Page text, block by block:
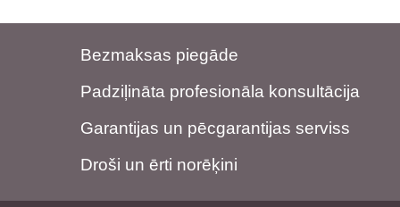
Bezmaksas piegāde
Padziļināta profesionāla konsultācija
Garantijas un pēcgarantijas serviss
Droši un ērti norēķini